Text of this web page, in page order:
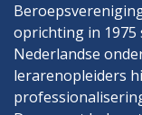
oprichting in
Nederlandse
lerarenopleiders